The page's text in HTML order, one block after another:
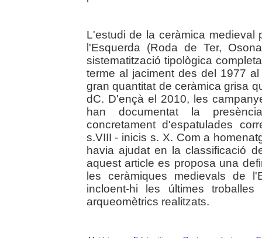
L'estudi de la ceràmica medieval
l'Esquerda (Roda de Ter,
sistematització tipològica
terme al jaciment des del 1977
gran quantitat de ceràmica grisa
dC. D'ençà el 2010, les
han documentat la
concretament d'espatulades
s.VIII - inicis s. X. Com a
havia ajudat en la classificació
aquest article es proposa una
les ceràmiques medievals de
incloent-hi les últimes
arqueomètrics realitzats.